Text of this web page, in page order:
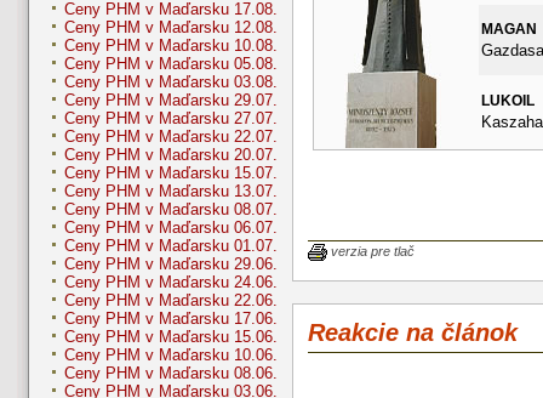
Ceny PHM v Maďarsku 17.08.
Ceny PHM v Maďarsku 12.08.
Ceny PHM v Maďarsku 10.08.
Ceny PHM v Maďarsku 05.08.
Ceny PHM v Maďarsku 03.08.
Ceny PHM v Maďarsku 29.07.
Ceny PHM v Maďarsku 27.07.
Ceny PHM v Maďarsku 22.07.
Ceny PHM v Maďarsku 20.07.
Ceny PHM v Maďarsku 15.07.
Ceny PHM v Maďarsku 13.07.
Ceny PHM v Maďarsku 08.07.
Ceny PHM v Maďarsku 06.07.
Ceny PHM v Maďarsku 01.07.
Ceny PHM v Maďarsku 29.06.
Ceny PHM v Maďarsku 24.06.
Ceny PHM v Maďarsku 22.06.
Ceny PHM v Maďarsku 17.06.
Ceny PHM v Maďarsku 15.06.
Ceny PHM v Maďarsku 10.06.
Ceny PHM v Maďarsku 08.06.
Ceny PHM v Maďarsku 03.06.
MAGAN
LUKOIL
verzia pre tlač
Reakcie na článok